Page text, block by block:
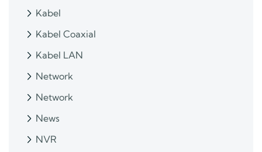
Kabel
Kabel Coaxial
Kabel LAN
Network
Network
News
NVR